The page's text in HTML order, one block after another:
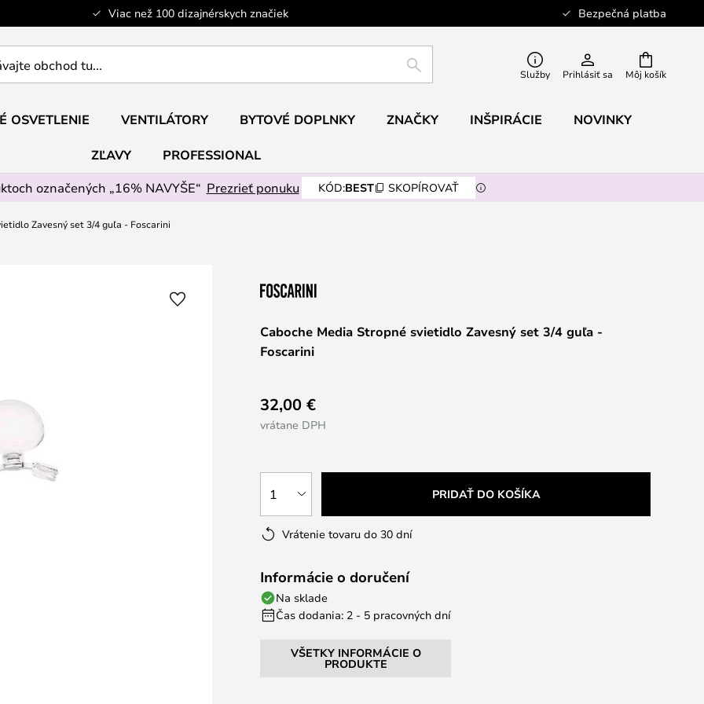
Viac než 100 dizajnérskych značiek Bezpečná platba
Môj košík
HĽADAŤ Služby Prihlásiť sa
OSVETLENIE VENTILÁTORY BYTOVÉ DOPLNKY ZNAČKY INŠPIRÁCIE NOVINKY
ZĽAVY
PROFESSIONAL
označených „16% NAVYŠE“ Prezrieť ponuku KÓD:BEST SKOPÍROVAŤ
Zavesný set 3/4 guľa - Foscarini
Caboche Media Stropné svietidlo Zavesný set 3/4 guľa -
Foscarini
32,00 €
vrátane DPH
1 PRIDAŤ DO KOŠÍKA
Vrátenie tovaru do 30 dní
Informácie o doručení
Na sklade
Čas dodania: 2 - 5 pracovných dní
VŠETKY INFORMÁCIE O
PRODUKTE